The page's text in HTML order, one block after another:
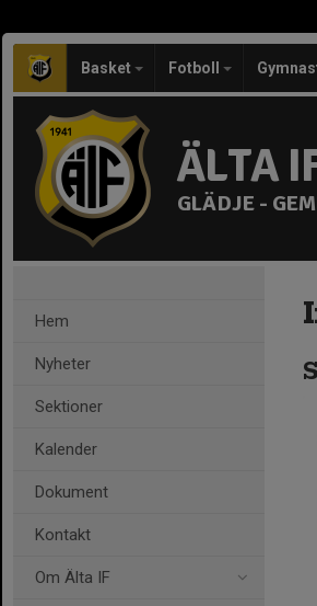
Basket Fotboll
ÄLTA
GLÄDJE -
Hem
Nyheter
Sektioner
Kalender
Dokument
Kontakt
Om Älta IF